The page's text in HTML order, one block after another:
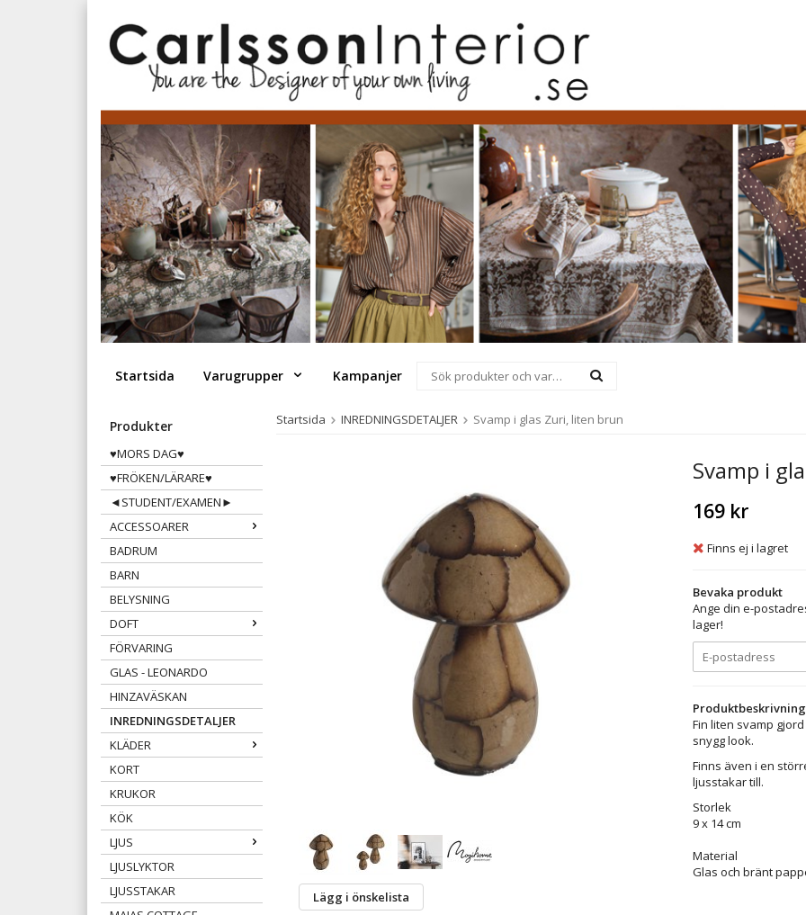
Startsida Varugrupper Kampanjer
Produkter
♥MORS DAG♥
♥FRÖKEN/LÄRARE♥
◄STUDENT/EXAMEN►
ACCESSOARER
BADRUM
BARN
BELYSNING
DOFT
FÖRVARING
GLAS - LEONARDO
HINZAVÄSKAN
INREDNINGSDETALJER
KLÄDER
KORT
KRUKOR
KÖK
LJUS
LJUSLYKTOR
LJUSSTAKAR
Startsida INREDNINGSDETALJER Svamp i glas Zuri, liten brun
Svamp i
169 kr
Finns ej i lagret
Bevaka produkt
Ange din e-
lager!
Fin liten svamp
snygg look.
Finns även i en
ljusstakar till.
Storlek
9 x 14 cm
Material
Glas och bränt
Lägg i önskelista